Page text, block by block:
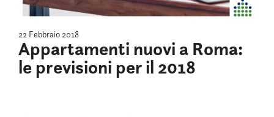
22 Febbraio 2018
Appartamenti nuovi a Roma:
le previsioni per il 2018